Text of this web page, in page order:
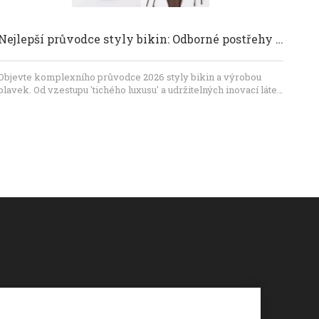
Nejlepší průvodce styly bikin: Odborné postřehy pro značky plavek
komplexního průvodce 2026 styly bikin a výrobou
Od vzestupu 'tichého luxusu' a udržitelných inovací látek